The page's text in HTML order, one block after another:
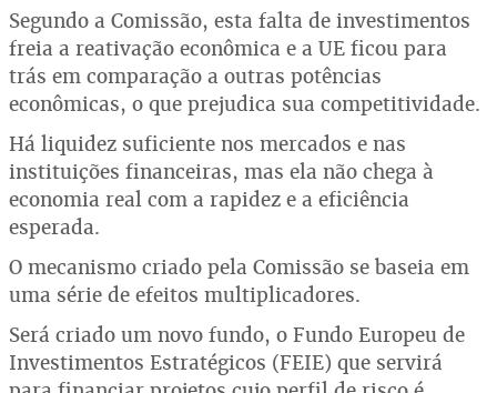
Segundo a Comissão, esta falta de investimentos
freia a reativação econômica e a UE ficou para
trás em comparação a outras potências
econômicas, o que prejudica sua competitividade.
Há liquidez suficiente nos mercados e nas
instituições financeiras, mas ela não chega à
economia real com a rapidez e a eficiência
esperada.
O mecanismo criado pela Comissão se baseia em
uma série de efeitos multiplicadores.
Será criado um novo fundo, o Fundo Europeu de
Investimentos Estratégicos (FEIE) que servirá